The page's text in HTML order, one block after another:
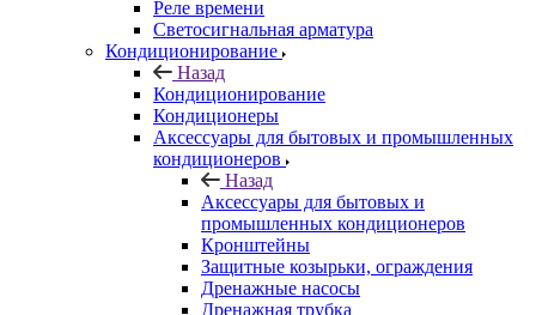
Реле времени
Светосигнальная арматура
Кондиционирование
Назад
Кондиционирование
Кондиционеры
Аксессуары для бытовых и промышленных
кондиционеров
Назад
Аксессуары для бытовых и
промышленных кондиционеров
Кронштейны
Защитные козырьки, ограждения
Дренажные насосы
Дренажная трубка